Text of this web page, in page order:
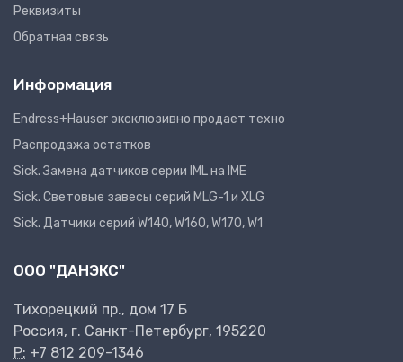
Реквизиты
Обратная связь
Информация
Endress+Hauser эксклюзивно продает техно
Распродажа остатков
Sick. Замена датчиков серии IML на IME
Sick. Световые завесы серий MLG-1 и XLG
Sick. Датчики серий W140, W160, W170, W1
ООО "ДАНЭКС"
Тихорецкий пр., дом 17 Б
Россия, г. Санкт-Петербург, 195220
P: +7 812 209-1346